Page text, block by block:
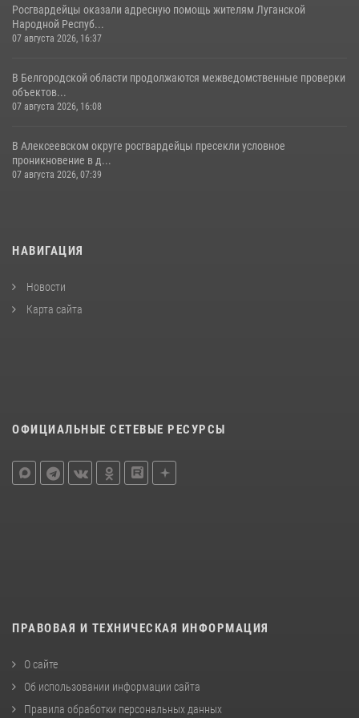
Росгвардейцы оказали адресную помощь жителям Луганской
Народной Респуб...
07 августа 2026, 16:37
В Белгородской области продолжаются межведомственные проверки
объектов...
07 августа 2026, 16:08
В Алексеевском округе росгвардейцы пресекли условное
проникновение в д...
07 августа 2026, 07:39
НАВИГАЦИЯ
Новости
Карта сайта
ОФИЦИАЛЬНЫЕ СЕТЕВЫЕ РЕСУРСЫ
ПРАВОВАЯ И ТЕХНИЧЕСКАЯ ИНФОРМАЦИЯ
О сайте
Об использовании информации сайта
Правила обработки персональных данных